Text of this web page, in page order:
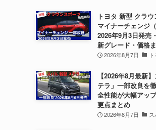
トヨタ 新型 クラ
マイナーチェンジ
2026年9月3日発売
新グレード・価格
2026年8月7日
【2026年8月最新
テラ」一部改良を
全性能が大幅アッ
更点まとめ
2026年8月7日